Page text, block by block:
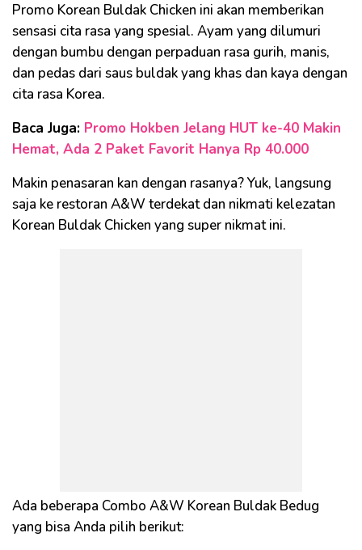
Promo Korean Buldak Chicken ini akan memberikan
sensasi cita rasa yang spesial. Ayam yang dilumuri
dengan bumbu dengan perpaduan rasa gurih, manis,
dan pedas dari saus buldak yang khas dan kaya dengan
cita rasa Korea.
Baca Juga: Promo Hokben Jelang HUT ke-40 Makin
Hemat, Ada 2 Paket Favorit Hanya Rp 40.000
Makin penasaran kan dengan rasanya? Yuk, langsung
saja ke restoran A&W terdekat dan nikmati kelezatan
Korean Buldak Chicken yang super nikmat ini.
Ada beberapa Combo A&W Korean Buldak Bedug
yang bisa Anda pilih berikut: